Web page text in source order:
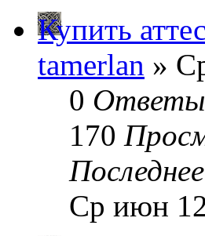
Купить
tamerlan »
0 Ответы
170
Ср июн